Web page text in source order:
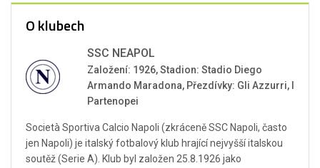
O klubech
SSC NEAPOL
Založení: 1926, Stadion: Stadio Diego
Armando Maradona, Přezdívky: Gli Azzurri, I
Partenopei
Società Sportiva Calcio Napoli (zkráceně SSC Napoli, často
jen Napoli) je italský fotbalový klub hrající nejvyšší italskou
soutěž (Serie A). Klub byl založen 25.8.1926 jako